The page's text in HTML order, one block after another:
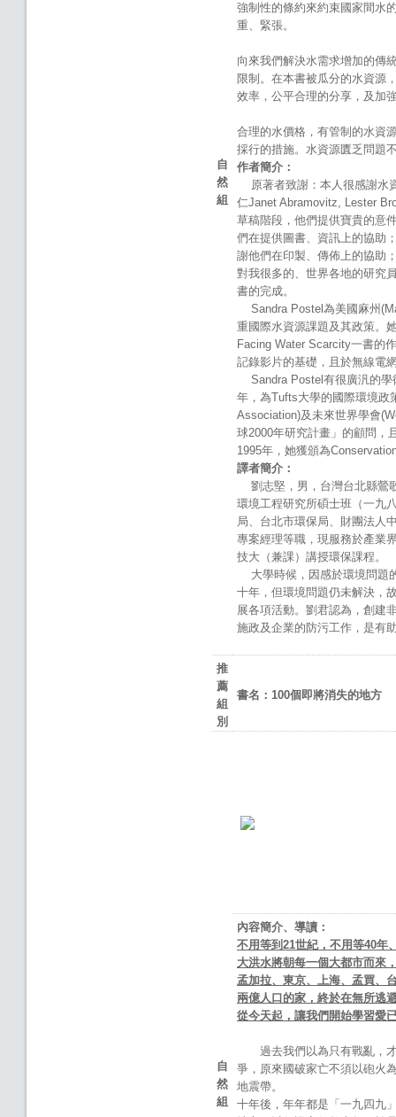
自
然
組
強制性的條約來約束國家間水
重、緊張。
向來我們解決水需求增加的傳
限制。在本書被瓜分的水資源
效率，公平合理的分享，及加
合理的水價格，有管制的水資
採行的措施。水資源匱乏問題
作者簡介：
原著者致謝：本人很感謝水
仁Janet Abramovitz, Lester
草稿階段，他們提供寶貴的意
們在提供圖書、資訊上的協助
謝他們在印製、傳佈上的協助
對我很多的、世界各地的研究
書的完成。
Sandra Postel為美國麻州
重國際水資源課題及其政策。
Facing Water Scarcity一書的
記錄影片的基礎，且於無線電
Sandra Postel有很廣汎的學
年，為Tufts大學的國際環境政
Association)及未來世界學會
球2000年研究計畫」的顧問，
1995年，她獲頒為
譯者簡介：
劉志堅，男，台灣台北縣鶯
環境工程研究所碩士班（一九
局、台北市環保局、財團法人
專案經理等職，現服務於產業
技大（兼課）講授環保課程。
大學時候，因感於環境問題
十年，但環境問題仍未解決，
展各項活動。劉君認為，創建
施政及企業的防污工作，是有
推
薦
組
別
書名： 100個即將消失的地方
自
然
組
內容簡介、導讀：
不用等到 21世紀，不用等40年
大洪水將朝每一個大都市而來
孟加拉、東京、上海、孟買、
兩億人口的家，終於在無所逃
從今天起，讓我們開始學習愛
過去我們以為只有戰亂，
爭，原來國破家亡不須以砲火
地震帶。
十年後，年年都是「一九四九